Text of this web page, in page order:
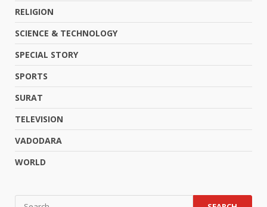
RELIGION
SCIENCE & TECHNOLOGY
SPECIAL STORY
SPORTS
SURAT
TELEVISION
VADODARA
WORLD